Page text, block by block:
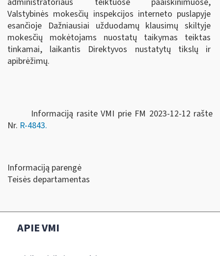
Valstybinės mokesčių inspekcijos interneto puslapyje
esančioje Dažniausiai užduodamų klausimų skiltyje
mokesčių mokėtojams nuostatų taikymas teiktas
tinkamai, laikantis Direktyvos nustatytų tikslų ir
apibrėžimų.
Informaciją rasite VMI prie FM 2023-12-12 rašte
Nr. R-4843.
Informaciją parengė
Teisės departamentas
APIE VMI